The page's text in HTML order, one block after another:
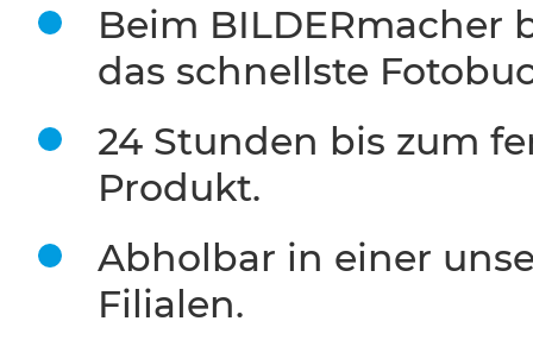
Beim BILDERmacher
das schnellste
24 Stunden bis zum
Produkt.
Abholbar in einer
Filialen.